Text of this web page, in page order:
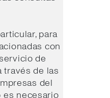
para
con
de
través de las
del
es necesario